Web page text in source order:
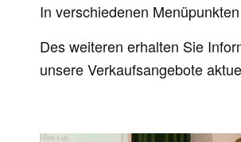
In verschiedenen
Des weiteren erhalten Sie
unsere Verkaufsangebote